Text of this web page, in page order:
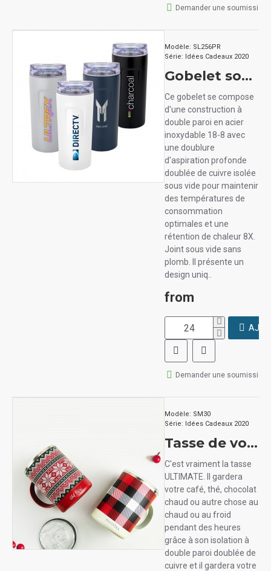
Demander une soumission
Modèle: SL256PR
Série: Idées Cadeaux 2020
Gobelet sous vide Urban Peak STAPLE TRAIL 17 oz
Ce gobelet se compose
d'une construction à
double paroi en acier
inoxydable 18-8 avec
une doublure
d'aspiration profonde
doublée de cuivre isolée
sous vide pour maintenir
des températures de
consommation
optimales et une
rétention de chaleur 8X.
Joint sous vide sans
plomb. Il présente un
design uniq..
from
Demander une soumission
Modèle: SM30
Série: Idées Cadeaux 2020
Tasse de voyage Asobu Ultimate des Fêtes (Céramique à l'intérieur)
C'est vraiment la tasse
ULTIMATE. Il gardera
votre café, thé, chocolat
chaud ou autre chose au
chaud ou au froid
pendant des heures
grâce à son isolation à
double paroi doublée de
cuivre et il gardera votre